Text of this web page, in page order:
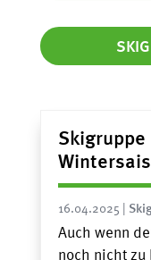
Skigruppe
16.04.2025
Auch wenn
noch nicht zu